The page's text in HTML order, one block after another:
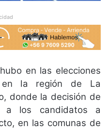
en las elecciones
en la región de La
donde la decisión de
a los candidatos a
en las comunas de